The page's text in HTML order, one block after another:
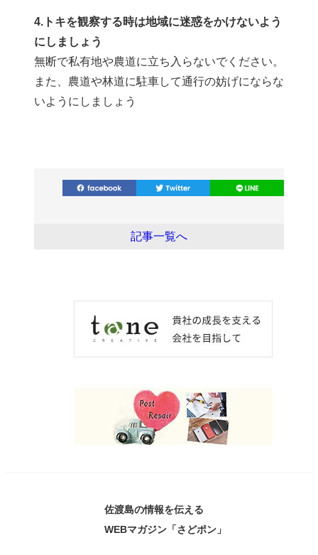
4.トキを観察する時は地域に迷惑をかけないよう
にしましょう
無断で私有地や農道に立ち入らないでください。
また、農道や林道に駐車して通行の妨げにならな
いようにしましょう
記事一覧へ
佐渡島の情報を伝える
WEBマガジン「さどポン」